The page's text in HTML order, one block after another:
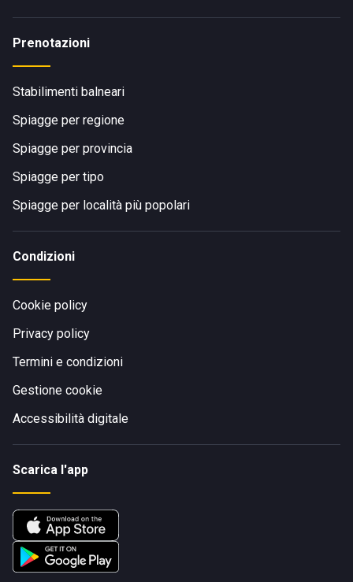
Prenotazioni
Stabilimenti balneari
Spiagge per regione
Spiagge per provincia
Spiagge per tipo
Spiagge per località più popolari
Condizioni
Cookie policy
Privacy policy
Termini e condizioni
Gestione cookie
Accessibilità digitale
Scarica l'app